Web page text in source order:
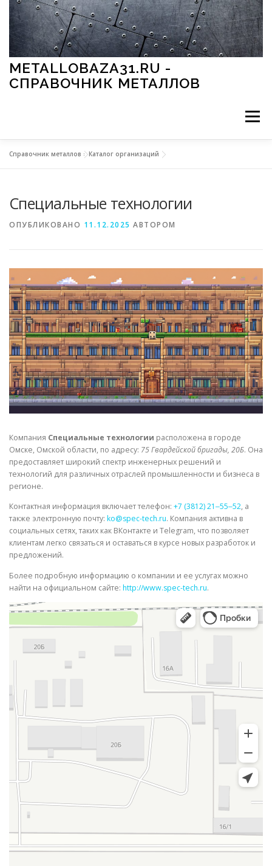
Перейти к содержимому
METALLOBAZA31.RU -
СПРАВОЧНИК МЕТАЛЛОВ
Меню
МЕТАЛЛЫ И ОКРУЖАЮЩАЯ СРЕДА
СВОЙСТВА МЕТАЛЛОВ СОРТА МЕТАЛЛОВ
СТАТЬИ
Справочник металлов »Каталог организаций
Специальные технологии
ОПУБЛИКОВАНО 11.12.2025 АВТОРОМ
Компания Специальные технологии расположена в городе
Омске, Омской области, по адресу: 75 Гвардейской бригады, 20Б. Она
предоставляет широкий спектр инженерных решений и
технологий для различных отраслей промышленности и бизнеса в
регионе.
Контактная информация включает телефон: +7 (3812) 21‒55‒52, а
также электронную почту: ko@spec-tech.ru. Компания активна в
социальных сетях, таких как ВКонтакте и Telegram, что позволяет
клиентам легко связаться и оставаться в курсе новых разработок и
предложений.
Более подробную информацию о компании и ее услугах можно
найти на официальном сайте: http://www.spec-tech.ru.